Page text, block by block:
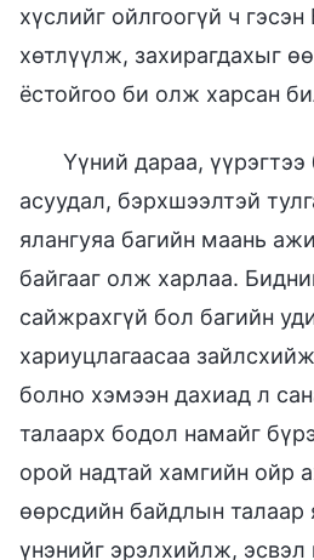
хүслийг ойлгоогүй ч
хөтлүүлж, захирагдахыг
ёстойгоо би олж харсан
Үүний дараа,
асуудал, бэрхшээлтэй
ялангуяа багийн маань
байгааг олж харлаа.
сайжрахгүй бол багийн
хариуцлагаасаа
болно хэмээн дахиад л
талаарх бодол намайг
орой надтай хамгийн ойр
өөрсдийн байдлын талаар
үнэнийг эрэлхийлж, эсвэл